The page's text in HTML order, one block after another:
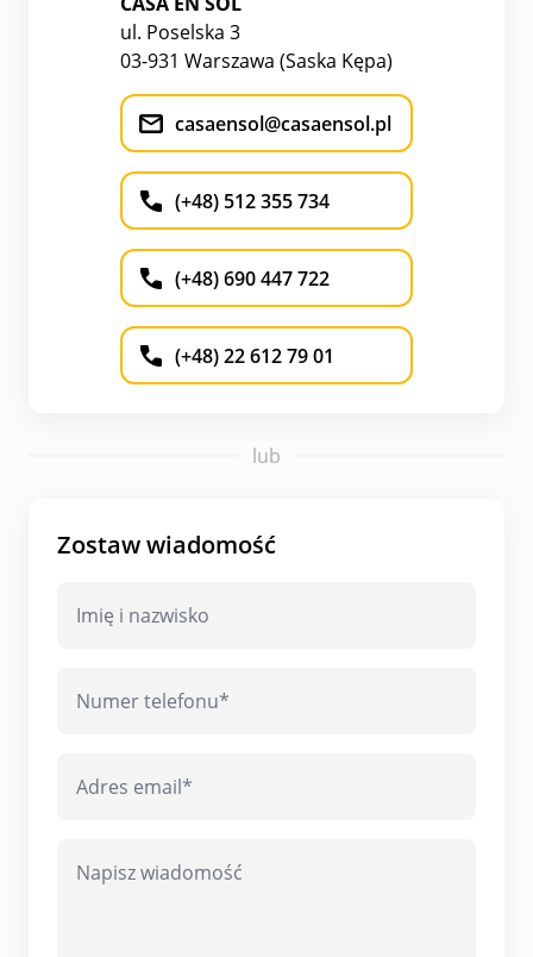
ul. Poselska 3
03-931 Warszawa (Saska Kępa)
casaensol@casaensol.pl
(+48) 512 355 734
(+48) 690 447 722
(+48) 22 612 79 01
lub
Zostaw wiadomość